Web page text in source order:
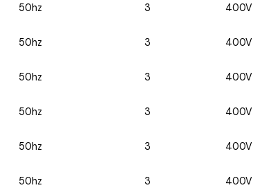
50hz 3 400V
50hz 3 400V
50hz 3 400V
50hz 3 400V
50hz 3 400V
50hz 3 400V